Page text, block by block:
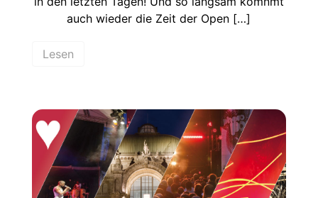
auch wieder die Zeit der Open […]
Lesen